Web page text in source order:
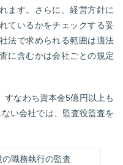
ます。さらに、経営方針に
ているかをチェックする妥
法で求められる範囲は適法
に含むかは会社ごとの規定
すなわち資本金5億円以上も
い会社では、監査役監査を
の職務執行の監査